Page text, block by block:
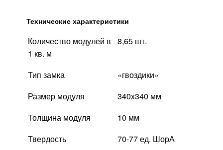
Технические характеристики
Количество модулей в
1 кв. м
8,65 шт.
Тип замка
«гвоздики»
Размер модуля
340x340 мм
Толщина модуля
10 мм
Твердость
70-77 ед. ШорА